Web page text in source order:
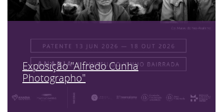
Exposição "Alfredo Cunha
Photographo"